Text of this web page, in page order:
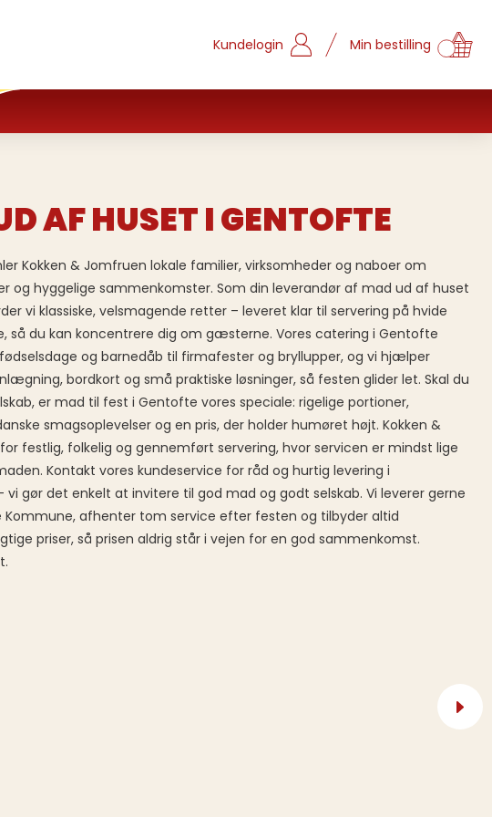
Kundelogin Min bestilling
AF HUSET I GENTOFTE
Kokken & Jomfruen lokale familier, virksomheder og naboer om
og hyggelige sammenkomster. Som din leverandør af mad ud af huset
vi klassiske, velsmagende retter – leveret klar til servering på hvide
så du kan koncentrere dig om gæsterne. Vores catering i Gentofte
og barnedåb til firmafester og bryllupper, og vi hjælper
bordkort og små praktiske løsninger, så festen glider let. Skal du
er mad til fest i Gentofte vores speciale: rigelige portioner,
smagsoplevelser og en pris, der holder humøret højt. Kokken &
festlig, folkelig og gennemført servering, hvor servicen er mindst lige
Kontakt vores kundeservice for råd og hurtig levering i
gør det enkelt at invitere til god mad og godt selskab. Vi leverer gerne
Kommune, afhenter tom service efter festen og tilbyder altid
priser, så prisen aldrig står i vejen for en god sammenkomst.